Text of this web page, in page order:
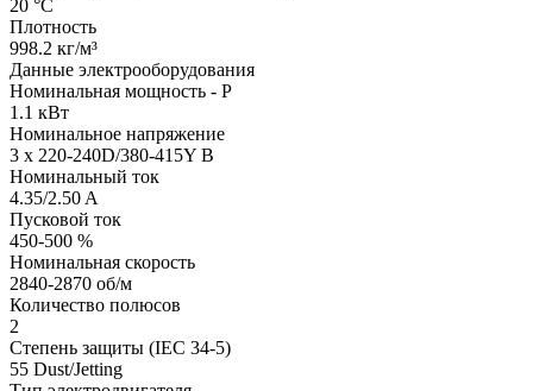
20 °C
Плотность
998.2 кг/м³
Данные электрооборудования
Номинальная мощность - P
1.1 кВт
Номинальное напряжение
3 x 220-240D/380-415Y В
Номинальный ток
4.35/2.50 A
Пусковой ток
450-500 %
Номинальная скорость
2840-2870 об/м
Количество полюсов
2
Степень защиты (IEC 34-5)
55 Dust/Jetting